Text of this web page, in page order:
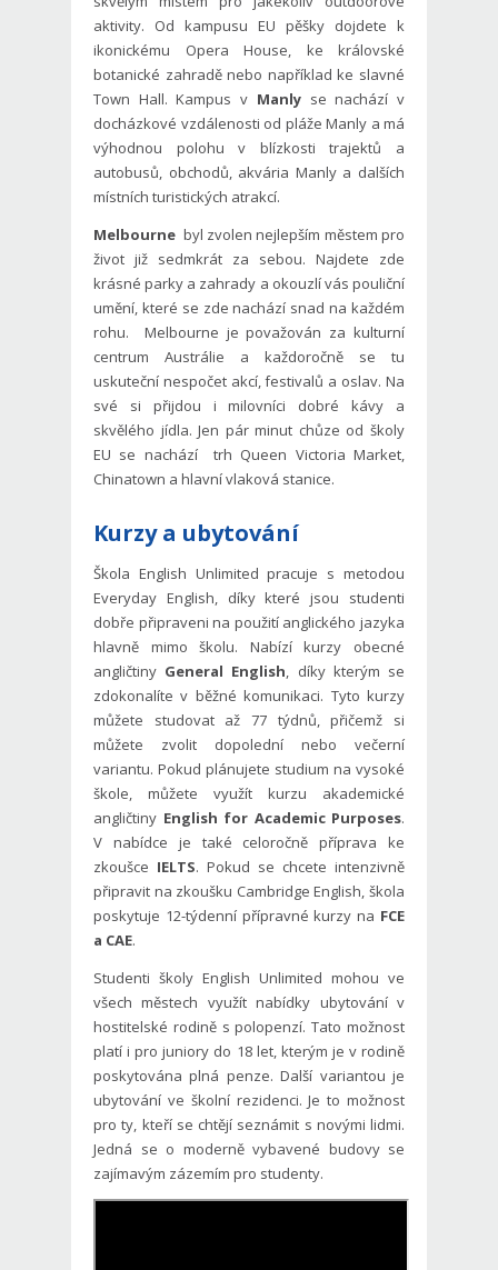
aktivity. Od kampusu EU pěšky dojdete k
ikonickému Opera House, ke královské
botanické zahradě nebo například ke slavné
Town Hall. Kampus v Manlyse nachází v
docházkové vzdálenosti od pláže Manly a má
výhodnou polohu v blízkosti trajektů a
autobusů, obchodů, akvária Manly a dalších
místních turistických atrakcí.
Melbourne byl zvolen nejlepším městem pro
život již sedmkrát za sebou. Najdete zde
krásné parky a zahrady a okouzlí vás pouliční
umění, které se zde nachází snad na každém
rohu. Melbourne je považován za kulturní
centrum Austrálie a každoročně se tu
uskuteční nespočet akcí, festivalů a oslav. Na
své si přijdou i milovníci dobré kávy a
skvělého jídla. Jen pár minut chůze od školy
EU se nachází trh Queen Victoria Market,
Chinatown a hlavní vlaková stanice.
Kurzy a ubytování
Škola English Unlimited pracuje s metodou
Everyday English, díky které jsou studenti
dobře připraveni na použití anglického jazyka
hlavně mimo školu. Nabízí kurzy obecné
angličtiny General English, díky kterým se
zdokonalíte v běžné komunikaci. Tyto kurzy
můžete studovat až 77 týdnů, přičemž si
můžete zvolit dopolední nebo večerní
variantu. Pokud plánujete studium na vysoké
škole, můžete využít kurzu akademické
angličtiny English for Academic Purposes.
V nabídce je také celoročně příprava ke
zkoušce IELTS. Pokud se chcete intenzivně
připravit na zkoušku Cambridge English, škola
poskytuje 12-týdenní přípravné kurzy na FCE
a CAE.
Studenti školy English Unlimited mohou ve
všech městech využít nabídky ubytování v
hostitelské rodiněs polopenzí. Tato možnost
platí i pro juniory do 18 let, kterým je v rodině
poskytována plná penze. Další variantou je
ubytování ve školní rezidenci. Je to možnost
pro ty, kteří se chtějí seznámit s novými lidmi.
Jedná se o moderně vybavené budovy se
zajímavým zázemím pro studenty.